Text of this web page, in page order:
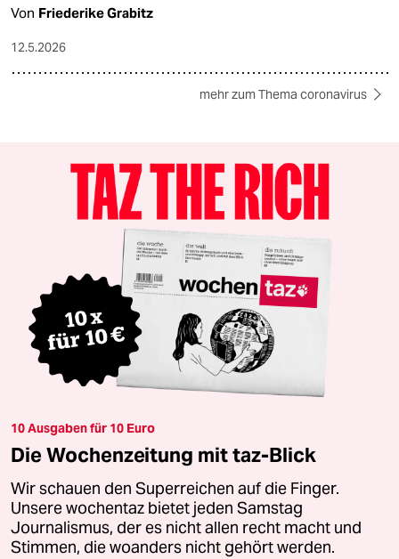
Von Friederike Grabitz
12.5.2026
mehr zum Thema coronavirus
10 Ausgaben für 10 Euro
Die Wochenzeitung mit taz-Blick
Wir schauen den Superreichen auf die Finger.
Unsere wochentaz bietet jeden Samstag
Journalismus, der es nicht allen recht macht und
Stimmen, die woanders nicht gehört werden.